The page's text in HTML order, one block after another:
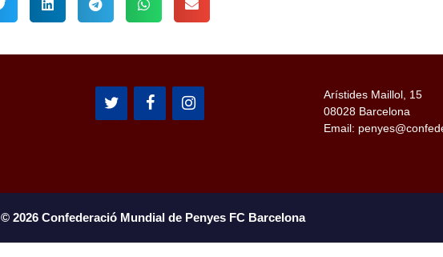
Arístides Maillol, 15
08028 Barcelona
Email:
© 2026 Confederació Mundial de Penyes FC Barcelona